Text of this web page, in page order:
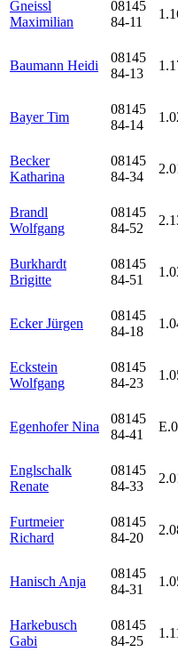
Gneissl
Maximilian
08145
84-11
Baumann Heidi
08145
84-13
Bayer Tim
08145
84-14
Becker
Katharina
08145
84-34
Brandl
Wolfgang
08145
84-52
Burkhardt
Brigitte
08145
84-51
Ecker Jürgen
08145
84-18
Eckstein
Wolfgang
08145
84-23
Egenhofer Nina
08145
84-41
Englschalk
Renate
08145
84-33
Furtmeier
Richard
08145
84-20
Hanisch Anja
08145
84-31
Harkebusch
Gabi
08145
84-25